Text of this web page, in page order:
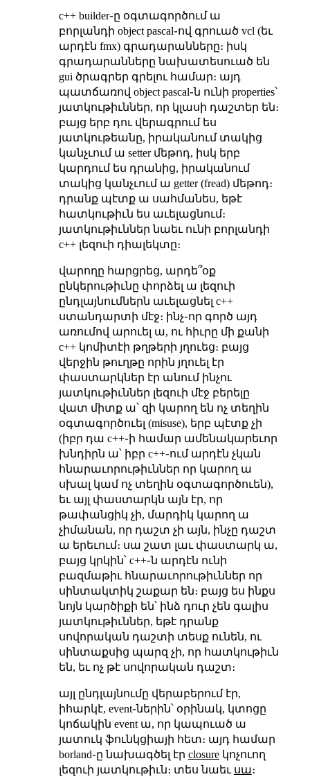
c++ builder֊ը օգտագործում ա
բորլանդի object pascal֊ով գրուած vcl (եւ
արդէն fmx) գրադարանները։ իսկ
գրադարանները նախատեսուած են
gui ծրագրեր գրելու համար։ այդ
պատճառով object pascal֊ն ունի properties՝
յատկութիւններ, որ կլասի դաշտեր են։
բայց երբ դու վերագրում ես
յատկութեանը, իրականում տակից
կանչւում ա setter մեթոդ, իսկ երբ
կարդում ես դրանից, իրականում
տակից կանչւում ա getter (fread) մեթոդ։
դրանք պէտք ա սահմանես, եթէ
հատկութիւն ես աւելացնում։
յատկութիւններ նաեւ ունի բորլանդի
c++ լեզուի դիալեկտը։
վարողը հարցրեց, արդե՞օք
ընկերութիւնը փորձել ա լեզուի
ընդլայնումներն աւելացնել c++
ստանդարտի մէջ։ ինչ֊որ գործ այդ
առումով արուել ա, ու հիւրը մի քանի
c++ կոմիտէի թղթերի յղուեց։ բայց
վերջին թուղթը որին յղուել էր
փաստարկներ էր անում ինչու
յատկութիւններ լեզուի մէջ բերելը
վատ միտք ա՝ զի կարող են ոչ տեղին
օգտագործուել (misuse), երբ պէտք չի
(իբր դա c++֊ի համար ամենակարեւոր
խնդիրն ա՝ իբր c++֊ում արդէն չկան
հնարաւորութիւններ որ կարող ա
սխալ կամ ոչ տեղին օգտագործուեն),
եւ այլ փաստարկն այն էր, որ
թափանցիկ չի, մարդիկ կարող ա
չիմանան, որ դաշտ չի այն, ինչը դաշտ
ա երեւում։ սա շատ լաւ փաստարկ ա,
բայց կրկին՝ c++֊ն արդէն ունի
բազմաթիւ հնարաւորութիւններ որ
սինտակտիկ շաքար են։ բայց ես ինքս
նոյն կարծիքի են՝ ինձ դուր չեն գալիս
յատկութիւններ, եթէ դրանք
սովորական դաշտի տեսք ունեն, ու
սինտաքսից պարզ չի, որ հատկութիւն
են, եւ ոչ թէ սովորական դաշտ։
այլ ընդլայնումը վերաբերում էր,
իհարկէ, event֊ներին՝ օրինակ, կտոցը
կոճակին event ա, որ կապուած ա
յատուկ ֆունկցիայի հետ։ այդ համար
borland֊ը նախագծել էր closureկոչուող
լեզուի յատկութիւն։ տես նաեւ սա։